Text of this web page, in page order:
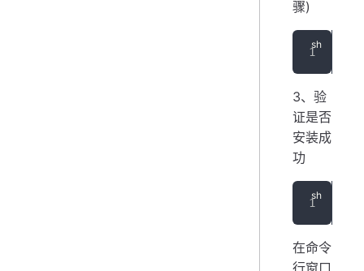
骤)
3、验
证是否
安装成
功
在命令